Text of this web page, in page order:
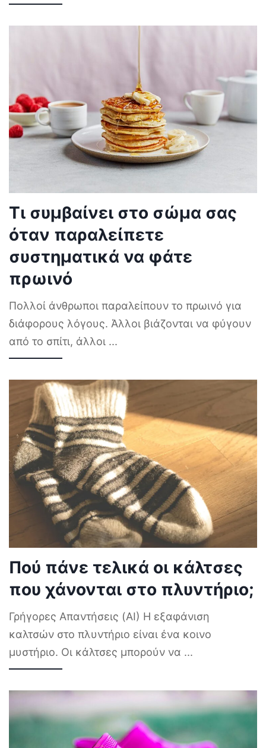
Τι συμβαίνει στο σώμα σας
όταν παραλείπετε
συστηματικά να φάτε
πρωινό
Πολλοί άνθρωποι παραλείπουν το πρωινό για
διάφορους λόγους. Άλλοι βιάζονται να φύγουν
από το σπίτι, άλλοι ...
Πού πάνε τελικά οι κάλτσες
που χάνονται στο πλυντήριο;
Γρήγορες Απαντήσεις (AI) Η εξαφάνιση
καλτσών στο πλυντήριο είναι ένα κοινο
μυστήριο. Οι κάλτσες μπορούν να ...